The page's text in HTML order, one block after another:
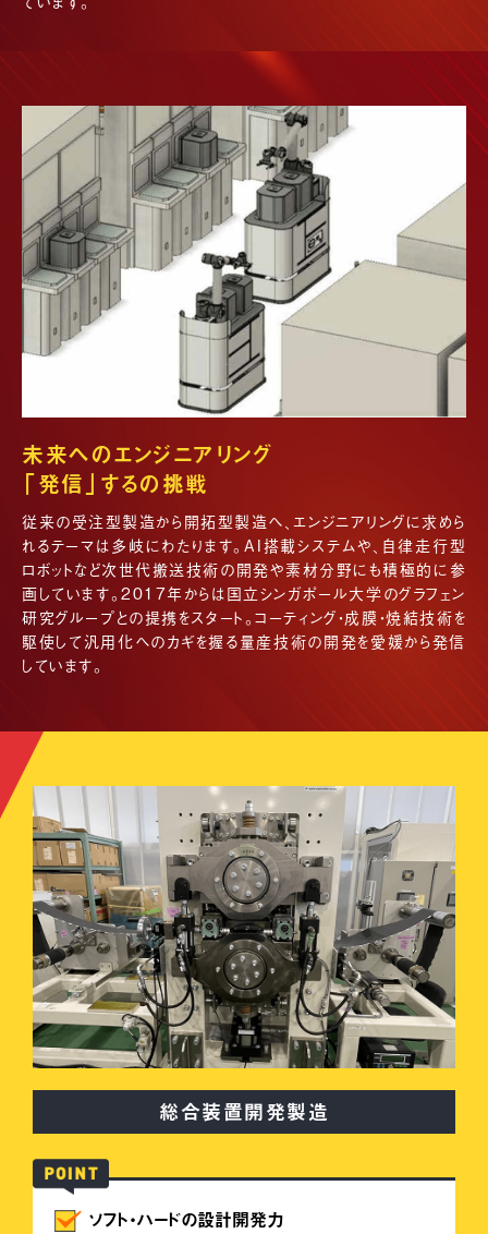
未来へのエンジニアリング
「発信」するの挑戦
従来の受注型製造から開拓型製造へ、エンジニアリングに求めら
れるテーマは多岐にわたります。AI搭載システムや、自律走行型
ロボットなど次世代搬送技術の開発や素材分野にも積極的に参
画しています。2017年からは国立シンガポール大学のグラフェン
研究グループとの提携をスタート。コーティング・成膜・焼結技術を
駆使して汎用化へのカギを握る量産技術の開発を愛媛から発信
しています。
総合装置開発製造
ソフト・ハードの設計開発力